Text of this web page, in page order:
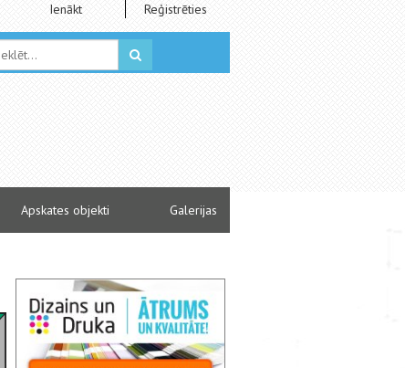
Ienākt Reģistrēties
Apskates objekti Galerijas